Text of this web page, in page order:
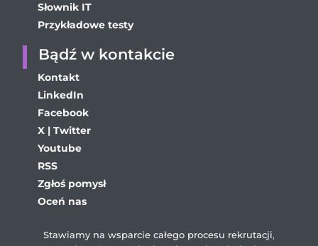
Słownik IT
Przykładowe testy
Bądź w kontakcie
Kontakt
LinkedIn
Facebook
X | Twitter
Youtube
RSS
Zgłoś pomysł
Oceń nas
Stawiamy na wsparcie całego procesu rekrutacji,